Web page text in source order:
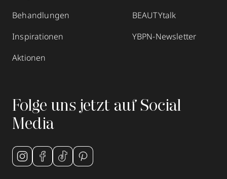
Behandlungen
Inspirationen
Aktionen
BEAUTYtalk
YBPN-Newsletter
Folge uns jetzt auf Social
Media